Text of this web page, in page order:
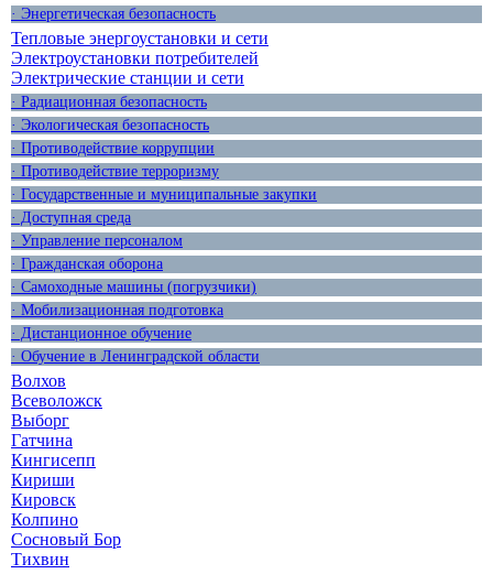
· Энергетическая безопасность
Тепловые энергоустановки и сети
Электроустановки потребителей
Электрические станции и сети
· Радиационная безопасность
· Экологическая безопасность
· Противодействие коррупции
· Противодействие терроризму
· Государственные и муниципальные закупки
· Доступная среда
· Управление персоналом
· Гражданская оборона
· Самоходные машины (погрузчики)
· Мобилизационная подготовка
· Дистанционное обучение
· Обучение в Ленинградской области
Волхов
Всеволожск
Выборг
Гатчина
Кингисепп
Кириши
Кировск
Колпино
Сосновый Бор
Тихвин